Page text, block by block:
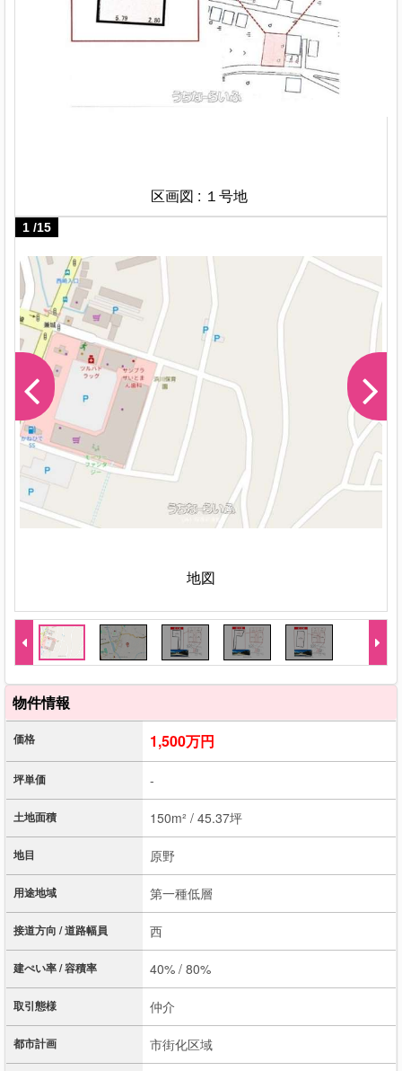
区画図 : １号地
地図
1 /15
物件情報
価格 1,500万円
坪単価 -
土地面積 150m² / 45.37坪
地目 原野
用途地域 第一種低層
接道方向 / 道路幅員 西
建ぺい率 / 容積率 40% / 80%
取引態様 仲介
都市計画 市街化区域